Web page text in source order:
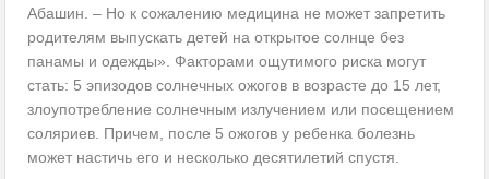
Абашин. – Но к сожалению медицина не может запретить
родителям выпускать детей на открытое солнце без
панамы и одежды». Факторами ощутимого риска могут
стать: 5 эпизодов солнечных ожогов в возрасте до 15 лет,
злоупотребление солнечным излучением или посещением
соляриев. Причем, после 5 ожогов у ребенка болезнь
может настичь его и несколько десятилетий спустя.